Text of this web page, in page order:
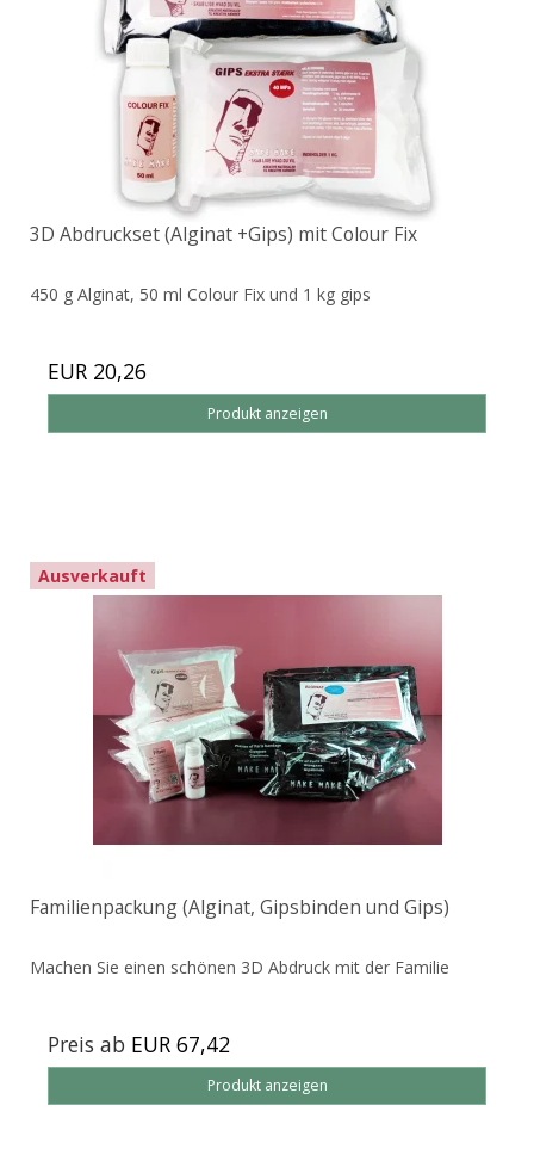
3D Abdruckset (Alginat +Gips) mit Colour Fix
450 g Alginat, 50 ml Colour Fix und 1 kg gips
EUR 20,26
Produkt anzeigen
Ausverkauft
Familienpackung (Alginat, Gipsbinden und Gips)
Machen Sie einen schönen 3D Abdruck mit der Familie
Preis ab EUR 67,42
Produkt anzeigen